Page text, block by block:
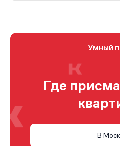
Умный
Где
В